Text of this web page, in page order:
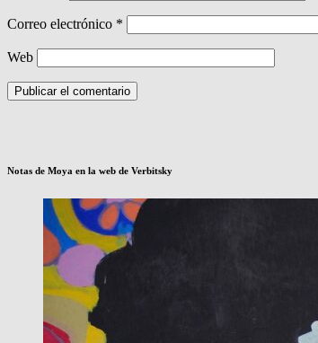
Correo electrónico *
Web
Notas de Moya en la web de Verbitsky